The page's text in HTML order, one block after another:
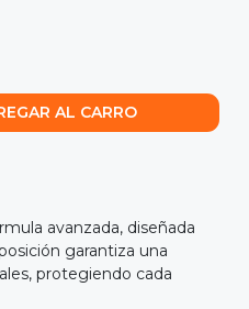
AL CARRO
avanzada, diseñada
garantiza una
protegiendo cada